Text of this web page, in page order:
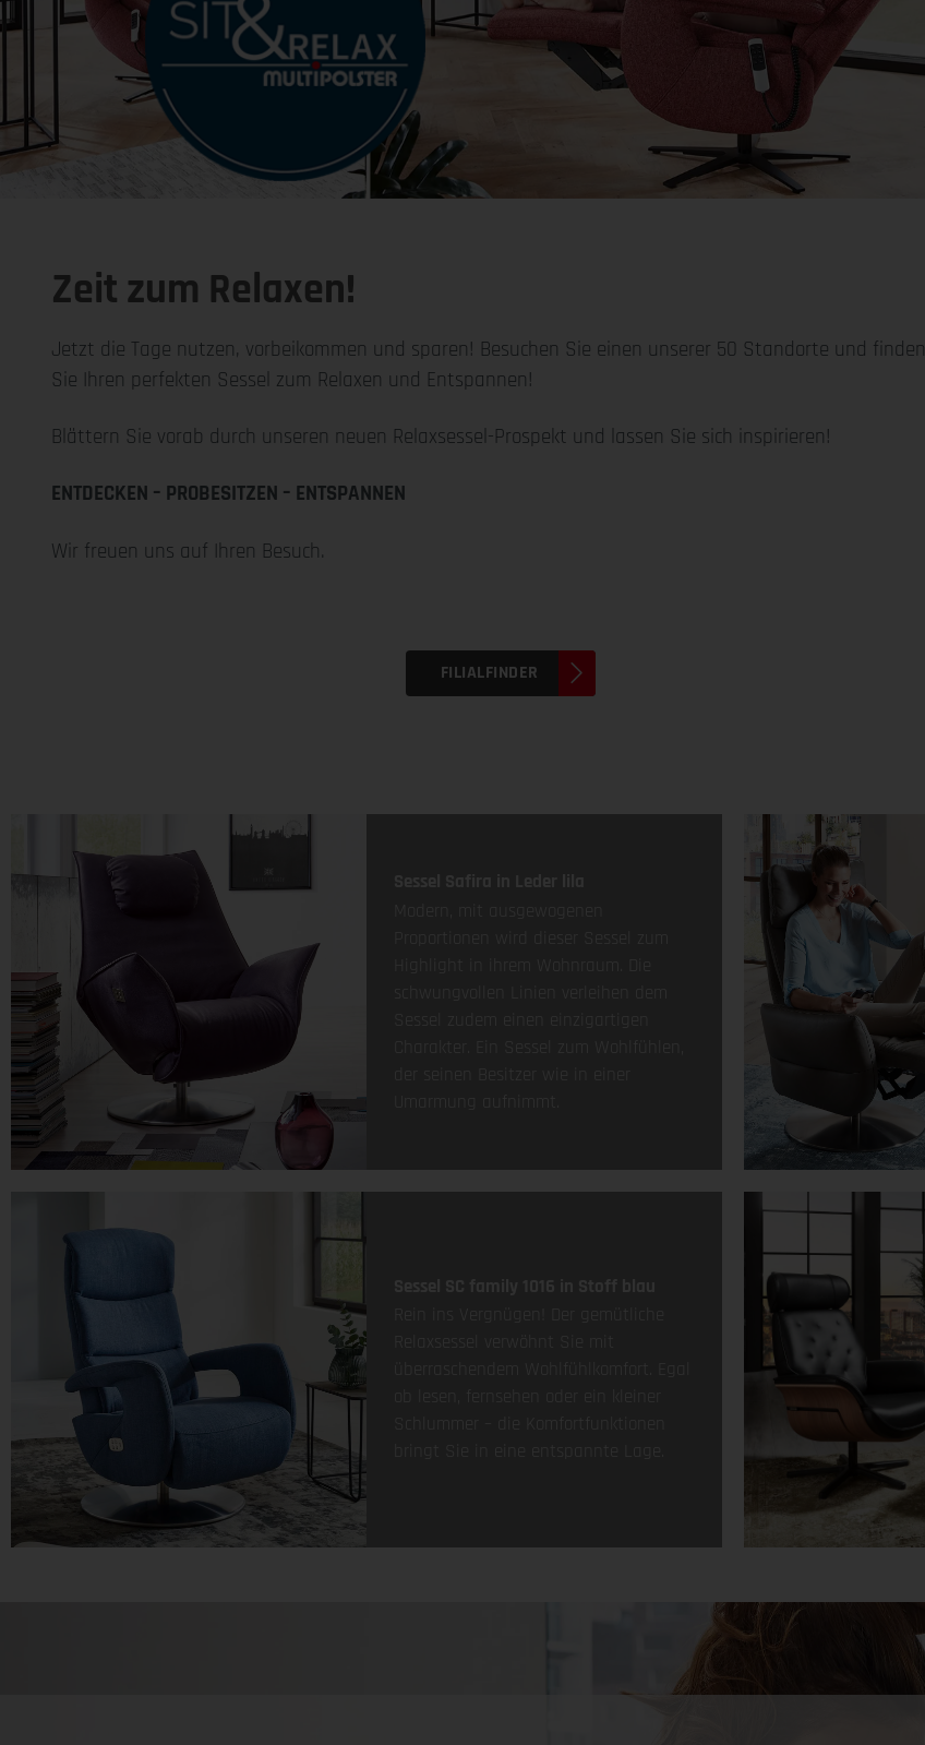
Zeit zum Relaxen!
Jetzt die Tage nutzen, vorbeikommen und sparen! Besuchen Sie einen unserer 50 Standorte und finden
Sie Ihren perfekten Sessel zum Relaxen und Entspannen!
Blättern Sie vorab durch unseren neuen Relaxsessel-Prospekt und lassen Sie sich inspirieren!
ENTDECKEN – PROBESITZEN – ENTSPANNEN
Wir freuen uns auf Ihren Besuch.
FILIALFINDER